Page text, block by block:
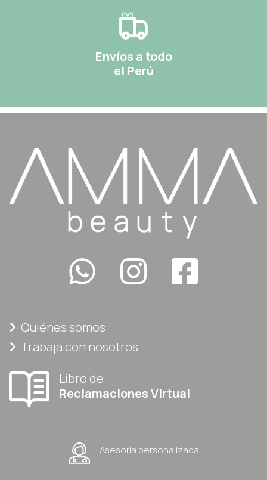
Envíos a todo
el Perú
Quiénes somos
Trabaja con nosotros
Libro de
Reclamaciones Virtual
Asesoría personalizada